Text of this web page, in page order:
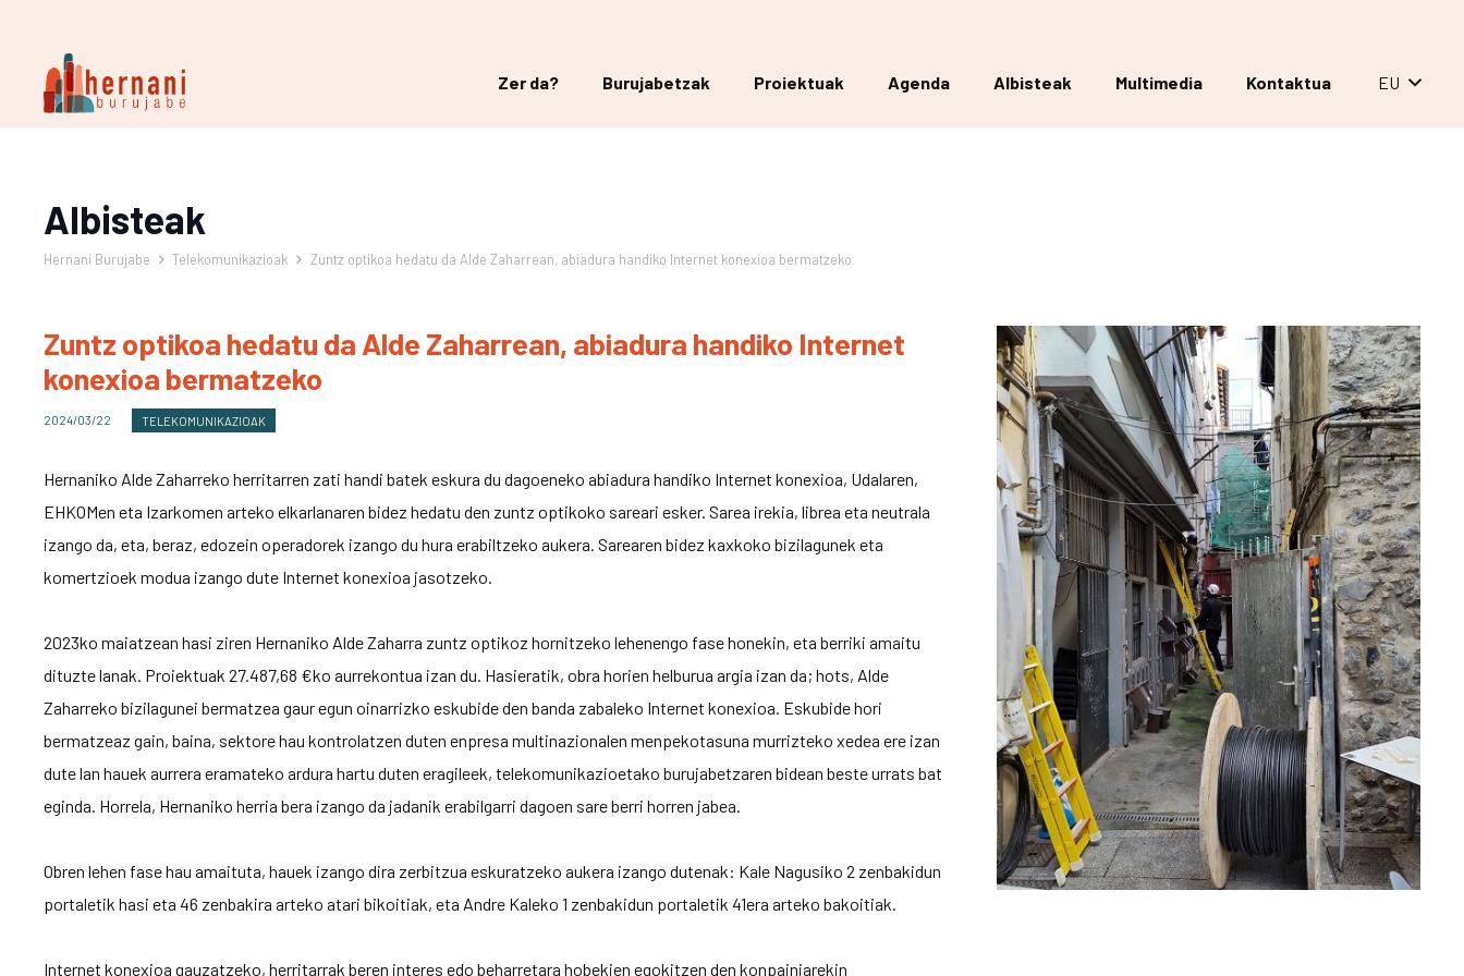
Zer da? Burujabetzak Proiektuak Agenda Albisteak Multimedia Kontaktua EU
Albisteak
Hernani Burujabe Telekomunikazioak Zuntz optikoa hedatu da Alde Zaharrean, abiadura handiko Internet konexioa bermatzeko
Zuntz optikoa hedatu da Alde Zaharrean, abiadura handiko Internet
konexioa bermatzeko
2024/03/22 TELEKOMUNIKAZIOAK
Hernaniko Alde Zaharreko herritarren zati handi batek eskura du dagoeneko abiadura handiko Internet konexioa, Udalaren,
EHKOMen eta Izarkomen arteko elkarlanaren bidez hedatu den zuntz optikoko sareari esker. Sarea irekia, librea eta neutrala
izango da, eta, beraz, edozein operadorek izango du hura erabiltzeko aukera. Sarearen bidez kaxkoko bizilagunek eta
komertzioek modua izango dute Internet konexioa jasotzeko.
2023ko maiatzean hasi ziren Hernaniko Alde Zaharra zuntz optikoz hornitzeko lehenengo fase honekin, eta berriki amaitu
dituzte lanak. Proiektuak 27.487,68 €ko aurrekontua izan du. Hasieratik, obra horien helburua argia izan da; hots, Alde
Zaharreko bizilagunei bermatzea gaur egun oinarrizko eskubide den banda zabaleko Internet konexioa. Eskubide hori
bermatzeaz gain, baina, sektore hau kontrolatzen duten enpresa multinazionalen menpekotasuna murrizteko xedea ere izan
dute lan hauek aurrera eramateko ardura hartu duten eragileek, telekomunikazioetako burujabetzaren bidean beste urrats bat
eginda. Horrela, Hernaniko herria bera izango da jadanik erabilgarri dagoen sare berri horren jabea.
Obren lehen fase hau amaituta, hauek izango dira zerbitzua eskuratzeko aukera izango dutenak: Kale Nagusiko 2 zenbakidun
portaletik hasi eta 46 zenbakira arteko atari bikoitiak, eta Andre Kaleko 1 zenbakidun portaletik 41era arteko bakoitiak.
Internet konexioa gauzatzeko, herritarrak beren interes edo beharretara hobekien egokitzen den konpainiarekin